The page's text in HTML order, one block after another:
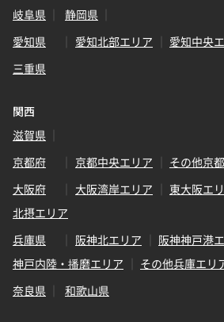
岐阜県
静岡県
愛知県
愛知北部エリア 愛知中央
三重県
関西
滋賀県
京都府
京都中央エリア
その他京
大阪府
大阪湾岸エリア 東大阪エ
北摂エリア
兵庫県
阪神北エリア
阪神神戸港
神戸内陸・播磨エリア
その他兵庫エリ
奈良県
和歌山県